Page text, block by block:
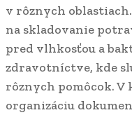
v rôznych
na skladovanie
pred vlhkosťou a
zdravotníctve, kde
rôznych pomôcok.
organizáciu